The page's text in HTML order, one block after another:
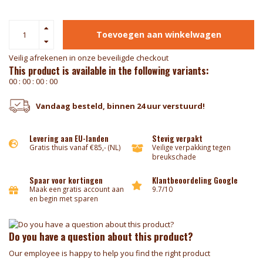
Toevoegen aan winkelwagen
Veilig afrekenen in onze beveiligde checkout
This product is available in the following variants:
00 : 00 : 00 : 00
Vandaag besteld, binnen 24 uur verstuurd!
Levering aan EU-landen
Gratis thuis vanaf €85,- (NL)
Stevig verpakt
Veilige verpakking tegen
breukschade
Spaar voor kortingen
Maak een gratis account aan
en begin met sparen
Klantbeoordeling Google
9.7/10
Do you have a question about this product?
Our employee is happy to help you find the right product